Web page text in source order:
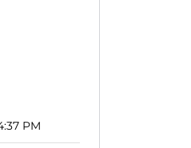
PM